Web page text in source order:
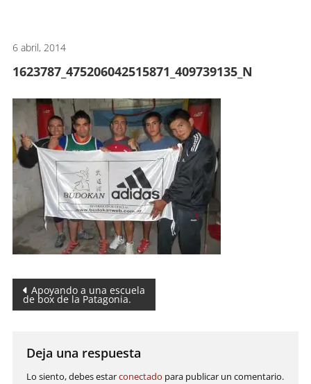
6 abril, 2014
1623787_475206042515871_409739135_N
Navegación
de
entradas
Apoyando a una escuela
de box de la Patagonia.
Deja una respuesta
Lo siento, debes estarconectado para publicar un comentario.